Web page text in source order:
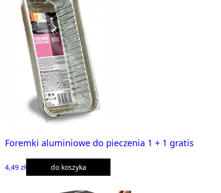
Foremki aluminiowe do pieczenia 1 + 1 gratis
4,49 zł do koszyka